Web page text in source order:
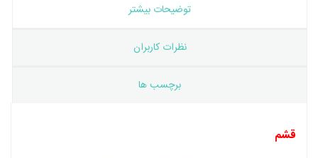
توضیحات بیشتر
نظرات کاربران
برچسب ها
قشم